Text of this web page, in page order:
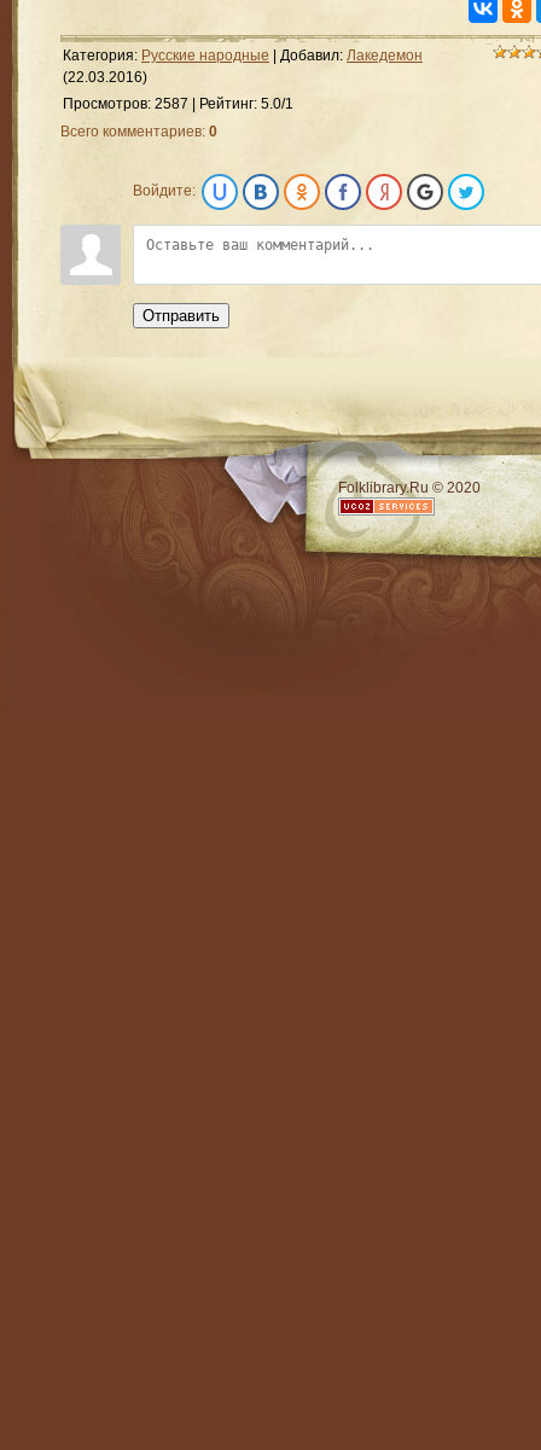
Категория: Русские народные Добавил: Лакедемон
(22.03.2016)
Просмотров: 2587 Рейтинг: 5.0/1
Всего комментариев: 0
Войдите:
Отправить
Folklibrary.Ru © 2020
RSS